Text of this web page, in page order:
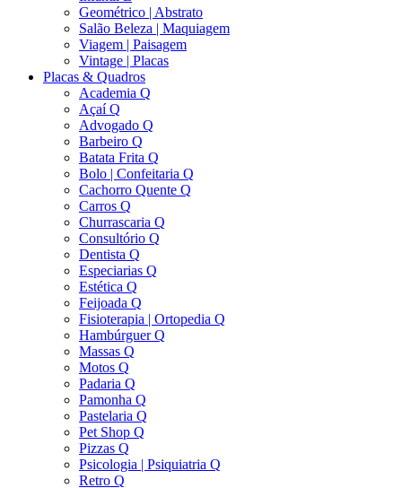
Geométrico | Abstrato
Salão Beleza | Maquiagem
Viagem | Paisagem
Vintage | Placas
Placas & Quadros
Academia Q
Açaí Q
Advogado Q
Barbeiro Q
Batata Frita Q
Bolo | Confeitaria Q
Cachorro Quente Q
Carros Q
Churrascaria Q
Consultório Q
Dentista Q
Especiarias Q
Estética Q
Feijoada Q
Fisioterapia | Ortopedia Q
Hambúrguer Q
Massas Q
Motos Q
Padaria Q
Pamonha Q
Pastelaria Q
Pet Shop Q
Pizzas Q
Psicologia | Psiquiatria Q
Retro Q